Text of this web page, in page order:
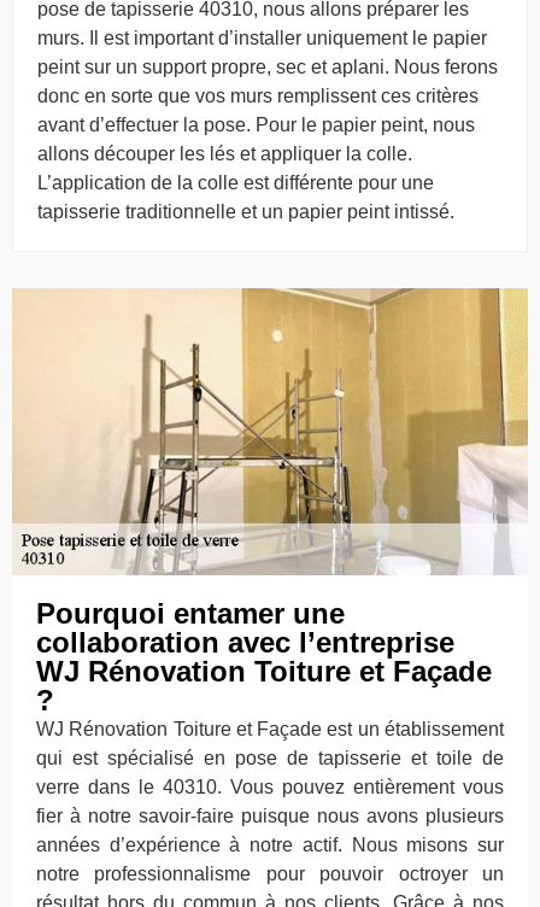
pose de tapisserie 40310, nous allons préparer les
murs. Il est important d’installer uniquement le papier
peint sur un support propre, sec et aplani. Nous ferons
donc en sorte que vos murs remplissent ces critères
avant d’effectuer la pose. Pour le papier peint, nous
allons découper les lés et appliquer la colle.
L’application de la colle est différente pour une
tapisserie traditionnelle et un papier peint intissé.
Pourquoi entamer une
collaboration avec l’entreprise
WJ Rénovation Toiture et Façade
?
WJ Rénovation Toiture et Façade est un établissement
qui est spécialisé en pose de tapisserie et toile de
verre dans le 40310. Vous pouvez entièrement vous
fier à notre savoir-faire puisque nous avons plusieurs
années d’expérience à notre actif. Nous misons sur
notre professionnalisme pour pouvoir octroyer un
résultat hors du commun à nos clients. Grâce à nos